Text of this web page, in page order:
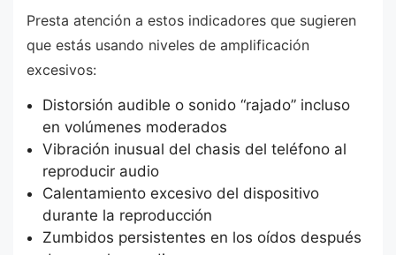
Presta atención a estos indicadores que sugieren
que estás usando niveles de amplificación
excesivos:
Distorsión audible o sonido “rajado” incluso
en volúmenes moderados
Vibración inusual del chasis del teléfono al
reproducir audio
Calentamiento excesivo del dispositivo
durante la reproducción
Zumbidos persistentes en los oídos después